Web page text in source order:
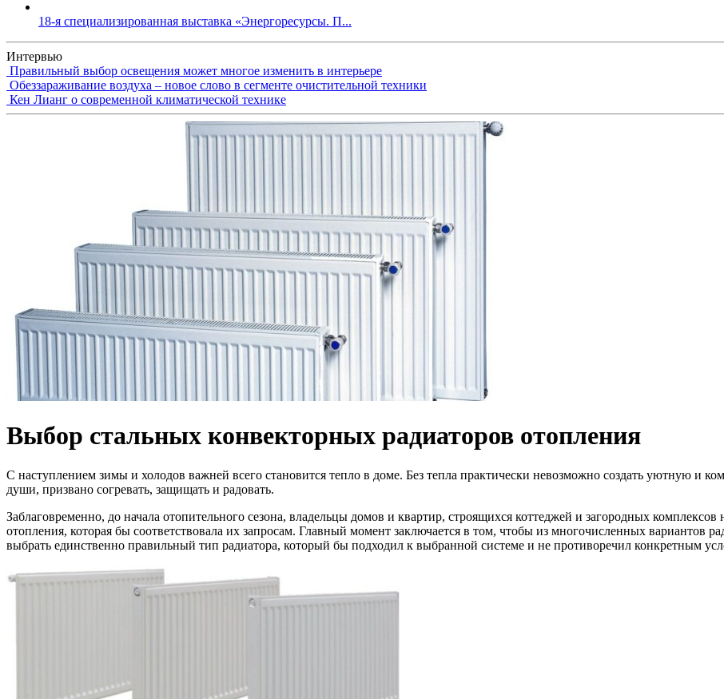
18-я специализированная выставка «Энергоресурсы. П...
Интервью
Правильный выбор освещения может многое изменить в интерьере
Обеззараживание воздуха – новое слово в сегменте очистительной техники
Кен Лианг о современной климатической технике
Выбор стальных конвекторных радиаторов отопления
С наступлением зимы и холодов важней всего становится тепло в доме. Без тепла практически невозможно создать уютную и
души, призвано согревать, защищать и радовать.
Заблаговременно, до начала отопительного сезона, владельцы домов и квартир, строящихся коттеджей и загородных
отопления, которая бы соответствовала их запросам. Главный момент заключается в том, чтобы из многочисленных вариантов
выбрать единственно правильный тип радиатора, который бы подходил к выбранной системе и не противоречил конкретным